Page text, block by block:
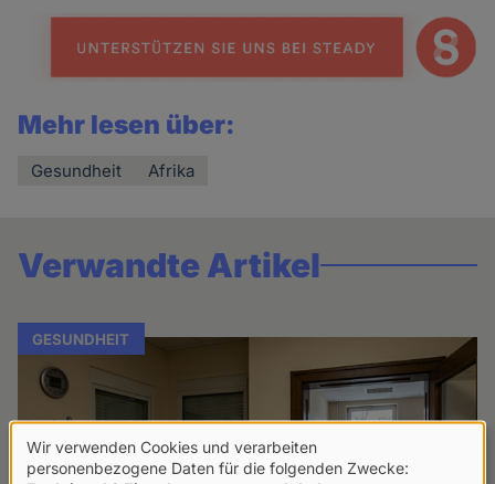
news
Mehr lesen über:
Gesundheit Afrika
Verwandte Artikel
GESUNDHEIT
Verwendung
Wir verwenden Cookies und verarbeiten
personenbezogene Daten für die folgenden Zwecke: